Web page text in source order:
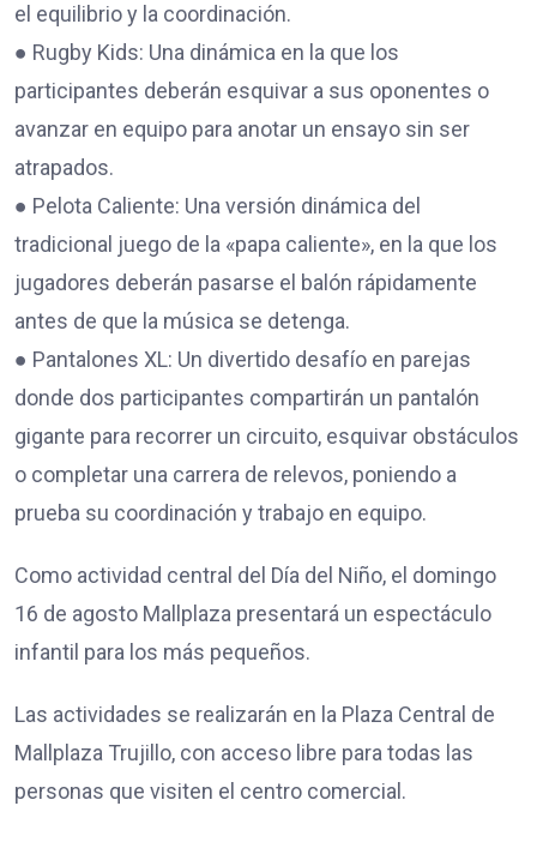
el equilibrio y la coordinación.
● Rugby Kids: Una dinámica en la que los
participantes deberán esquivar a sus oponentes o
avanzar en equipo para anotar un ensayo sin ser
atrapados.
● Pelota Caliente: Una versión dinámica del
tradicional juego de la «papa caliente», en la que los
jugadores deberán pasarse el balón rápidamente
antes de que la música se detenga.
● Pantalones XL: Un divertido desafío en parejas
donde dos participantes compartirán un pantalón
gigante para recorrer un circuito, esquivar obstáculos
o completar una carrera de relevos, poniendo a
prueba su coordinación y trabajo en equipo.
Como actividad central del Día del Niño, el domingo
16 de agosto Mallplaza presentará un espectáculo
infantil para los más pequeños.
Las actividades se realizarán en la Plaza Central de
Mallplaza Trujillo, con acceso libre para todas las
personas que visiten el centro comercial.